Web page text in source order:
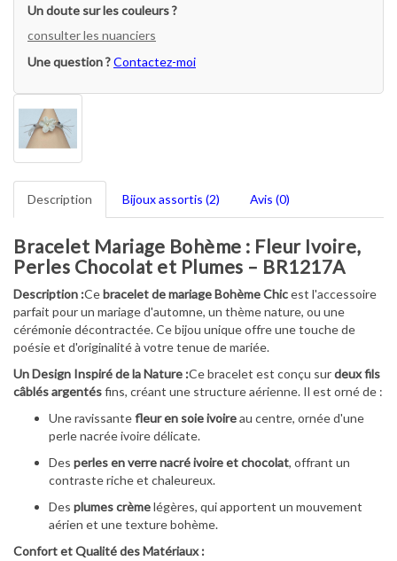
Un doute sur les couleurs ?
consulter les nuanciers
Une question ?Contactez-moi
Description Bijoux assortis (2) Avis (0)
Bracelet Mariage Bohème : Fleur Ivoire,
Perles Chocolat et Plumes – BR1217A
Description :Cebracelet de mariage Bohème Chicest l'accessoire
parfait pour un mariage d'automne, un thème nature, ou une
cérémonie décontractée. Ce bijou unique offre une touche de
poésie et d'originalité à votre tenue de mariée.
Un Design Inspiré de la Nature :Ce bracelet est conçu surdeux fils
câblés argentésfins, créant une structure aérienne. Il est orné de :
Une ravissantefleur en soie ivoireau centre, ornée d'une
perle nacrée ivoire délicate.
Des perles en verre nacré ivoire et chocolat, offrant un
contraste riche et chaleureux.
Des plumes crèmelégères, qui apportent un mouvement
aérien et une texture bohème.
Confort et Qualité des Matériaux :